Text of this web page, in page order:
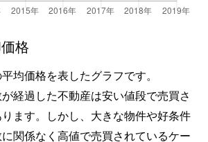
格
均価格を表したグラフです。
経過した不動産は安い値段で売買さ
ます。しかし、大きな物件や好条件
関係なく高値で売買されているケー